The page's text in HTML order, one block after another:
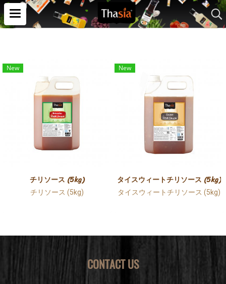
New
チリソース (5kg)
チリソース (5kg)
New
タイスウィートチリソース (5kg)
タイスウィートチリソース (5kg)
CONTACT US